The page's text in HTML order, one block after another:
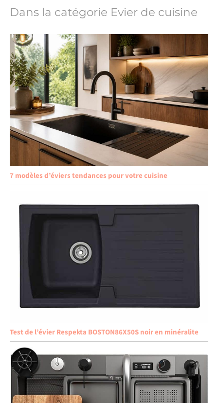
Dans la catégorie Evier de cuisine
7 modèles d’éviers tendances pour votre cuisine
Test de l’évier Respekta BOSTON86X50S noir en minéralite